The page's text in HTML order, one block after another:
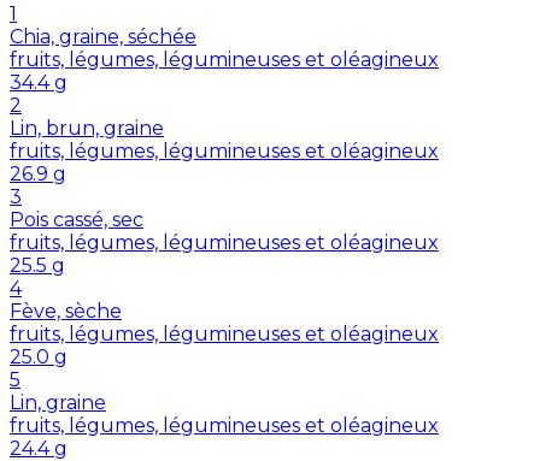
1
Chia, graine, séchée
fruits, légumes, légumineuses et oléagineux
34.4 g
2
Lin, brun, graine
fruits, légumes, légumineuses et oléagineux
26.9 g
3
Pois cassé, sec
fruits, légumes, légumineuses et oléagineux
25.5 g
4
Fève, sèche
fruits, légumes, légumineuses et oléagineux
25.0 g
5
Lin, graine
fruits, légumes, légumineuses et oléagineux
24.4 g